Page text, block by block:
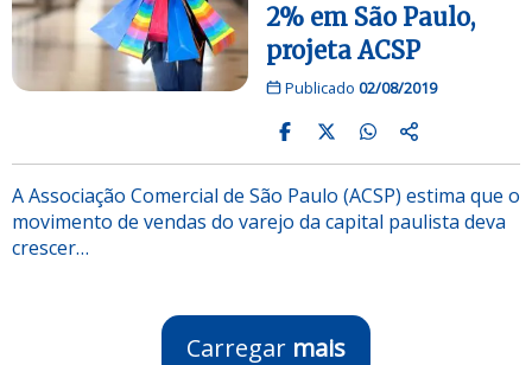
2% em São Paulo,
projeta ACSP
Publicado 02/08/2019
A Associação Comercial de São Paulo (ACSP) estima que o
movimento de vendas do varejo da capital paulista deva
crescer…
Carregar mais